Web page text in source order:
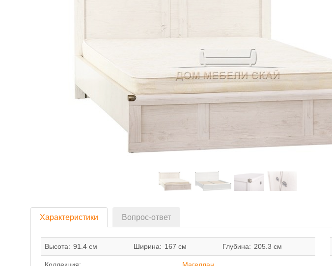
Характеристики Вопрос-ответ
Высота: 91.4 см Ширина: 167 см Глубина: 205.3 см